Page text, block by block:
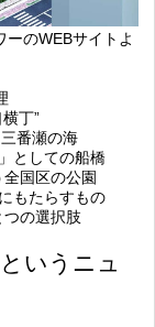
のWEBサイトよ
丁”
番瀬の海
としての船橋
国区の公園
もたらすもの
の選択肢
いうニュ